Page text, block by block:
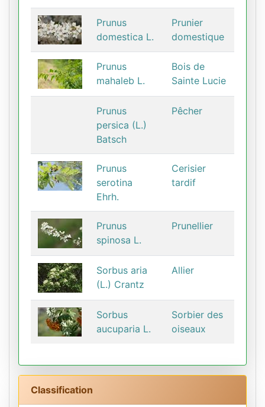
Prunus
domestica L.
Prunier
domestique
Prunus
mahaleb L.
Bois de
Sainte Lucie
Prunus
persica (L.)
Batsch
Pêcher
Prunus
serotina
Ehrh.
Cerisier
tardif
Prunus
spinosa L.
Prunellier
Sorbus aria
(L.) Crantz
Allier
Sorbus
aucuparia L.
Sorbier des
oiseaux
Classification